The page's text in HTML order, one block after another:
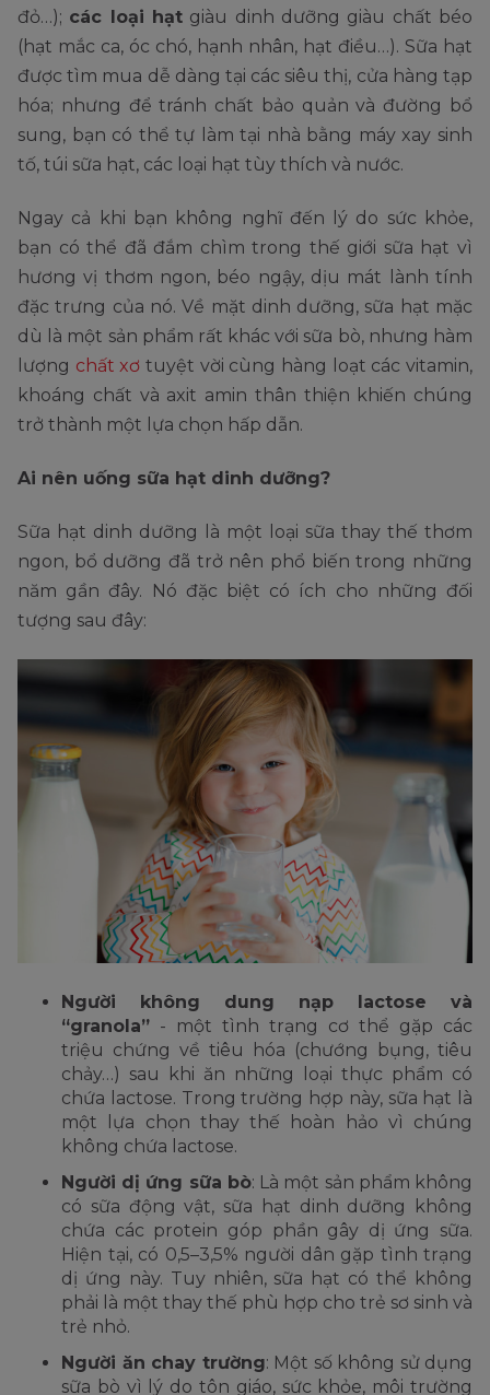
đỏ…); các loại hạt giàu dinh dưỡng giàu chất béo
(hạt mắc ca, óc chó, hạnh nhân, hạt điều…). Sữa hạt
được tìm mua dễ dàng tại các siêu thị, cửa hàng tạp
hóa; nhưng để tránh chất bảo quản và đường bổ
sung, bạn có thể tự làm tại nhà bằng máy xay sinh
tố, túi sữa hạt, các loại hạt tùy thích và nước.
Ngay cả khi bạn không nghĩ đến lý do sức khỏe,
bạn có thể đã đắm chìm trong thế giới sữa hạt vì
hương vị thơm ngon, béo ngậy, dịu mát lành tính
đặc trưng của nó. Về mặt dinh dưỡng, sữa hạt mặc
dù là một sản phẩm rất khác với sữa bò, nhưng hàm
lượng chất xơ tuyệt vời cùng hàng loạt các vitamin,
khoáng chất và axit amin thân thiện khiến chúng
trở thành một lựa chọn hấp dẫn.
Ai nên uống sữa hạt dinh dưỡng?
Sữa hạt dinh dưỡng là một loại sữa thay thế thơm
ngon, bổ dưỡng đã trở nên phổ biến trong những
năm gần đây. Nó đặc biệt có ích cho những đối
tượng sau đây:
Người không dung nạp lactose và
“granola” - một tình trạng cơ thể gặp các
triệu chứng về tiêu hóa (chướng bụng, tiêu
chảy…) sau khi ăn những loại thực phẩm có
chứa lactose. Trong trường hợp này, sữa hạt là
một lựa chọn thay thế hoàn hảo vì chúng
không chứa lactose.
Người dị ứng sữa bò: Là một sản phẩm không
có sữa động vật, sữa hạt dinh dưỡng không
chứa các protein góp phần gây dị ứng sữa.
Hiện tại, có 0,5–3,5% người dân gặp tình trạng
dị ứng này. Tuy nhiên, sữa hạt có thể không
phải là một thay thế phù hợp cho trẻ sơ sinh và
trẻ nhỏ.
Người ăn chay trường: Một số không sử dụng
sữa bò vì lý do tôn giáo, sức khỏe, môi trường